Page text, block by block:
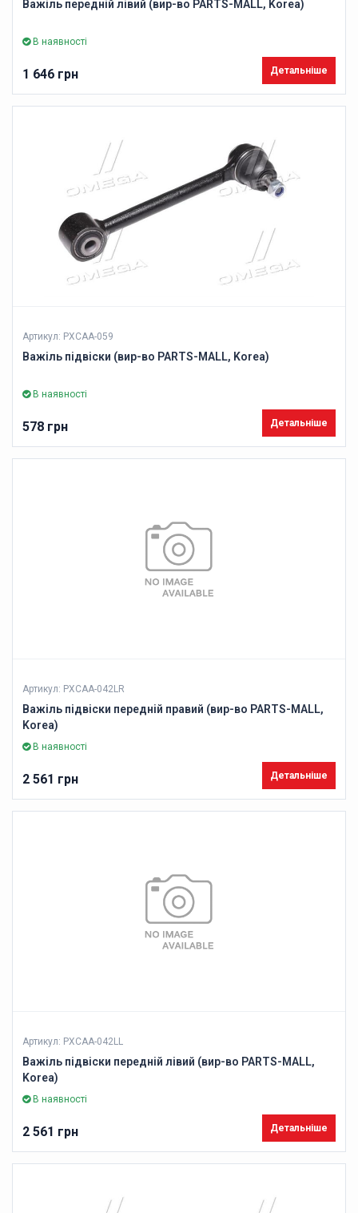
Важіль передній лівий (вир-во PARTS-MALL, Korea)
В наявності
1 646 грн Детальніше
Артикул: PXCAA-059
Важіль підвіски (вир-во PARTS-MALL, Korea)
В наявності
578 грн Детальніше
Артикул: PXCAA-042LR
Важіль підвіски передній правий (вир-во PARTS-MALL,
Korea)
В наявності
2 561 грн Детальніше
Артикул: PXCAA-042LL
Важіль підвіски передній лівий (вир-во PARTS-MALL,
Korea)
В наявності
2 561 грн Детальніше